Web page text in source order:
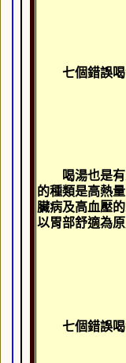
七個錯誤喝
喝湯也是有
的種類是高熱
臟病及高血壓
以胃部舒適為原
七個錯誤喝